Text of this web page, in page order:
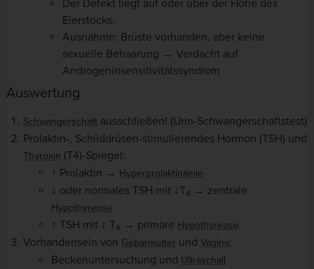
Der Defekt liegt auf oder über der Höhe des
Eierstocks.
Ausnahme: Brüste vorhanden, aber keine
sexuelle Behaarung → Verdacht auf
Androgeninsensitivitätssyndrom
Auswertung
Schwangerschaft ausschließen! (Urin-Schwangerschaftstest)
Prolaktin-, Schilddrüsen-stimulierendes Hormon (TSH) und
Thyroxin (T4)-Spiegel:
↑ Prolaktin → Hyperprolaktinämie
↓ oder normales TSH mit ↓T4 → zentrale
Hypothyreose
↑ TSH mit ↓ T4 → primäre Hypothyreose
Vorhandensein von Gebärmutter und Vagina:
Beckenuntersuchung und Ultraschall